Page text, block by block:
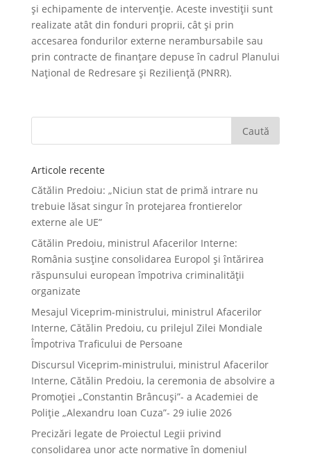
și echipamente de intervenție. Aceste investiții sunt
realizate atât din fonduri proprii, cât și prin
accesarea fondurilor externe nerambursabile sau
prin contracte de finanțare depuse în cadrul Planului
Național de Redresare și Reziliență (PNRR).
Articole recente
Cătălin Predoiu: „Niciun stat de primă intrare nu
trebuie lăsat singur în protejarea frontierelor
externe ale UE”
Cătălin Predoiu, ministrul Afacerilor Interne:
România susține consolidarea Europol și întărirea
răspunsului european împotriva criminalității
organizate
Mesajul Viceprim-ministrului, ministrul Afacerilor
Interne, Cătălin Predoiu, cu prilejul Zilei Mondiale
Împotriva Traficului de Persoane
Discursul Viceprim-ministrului, ministrul Afacerilor
Interne, Cătălin Predoiu, la ceremonia de absolvire a
Promoției „Constantin Brâncuși”- a Academiei de
Poliție „Alexandru Ioan Cuza”- 29 iulie 2026
Precizări legate de Proiectul Legii privind
consolidarea unor acte normative în domeniul